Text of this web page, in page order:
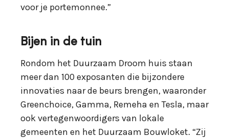
voor je portemonnee.”
Bijen in de tuin
Rondom het Duurzaam Droom huis staan
meer dan 100 exposanten die bijzondere
innovaties naar de beurs brengen, waaronder
Greenchoice, Gamma, Remeha en Tesla, maar
ook vertegenwoordigers van lokale
gemeenten en het Duurzaam Bouwloket. “Zij